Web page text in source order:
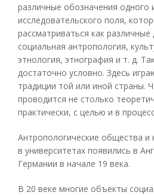
различные обозначения одного
исследовательского поля,
рассматриваться как различные
социальная антропология,
этнология, этнография и т. д.
достаточно условно. Здесь
традиции той или иной страны.
проводится не столько
практически, с целью и в
Антропологические общества
в университетах появились в
Германии в начале 19 века.
В 20 веке многие объекты